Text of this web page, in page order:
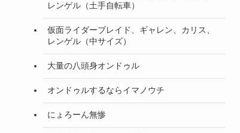
レンゲル（土手自転車）
仮面ライダーブレイド、ギャレン、カリス、
レンゲル（中サイズ）
大量の八頭身オンドゥル
オンドゥルするならイマノウチ
にょろーん無惨